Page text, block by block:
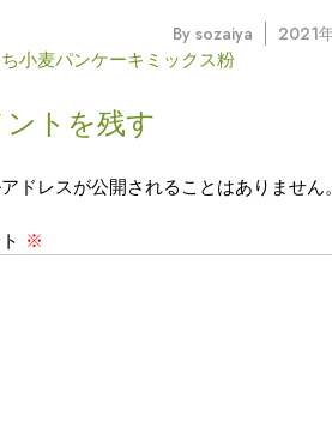
By sozaiya 2021
小麦パンケーキミックス粉
ントを残す
ドレスが公開されることはありません。
※